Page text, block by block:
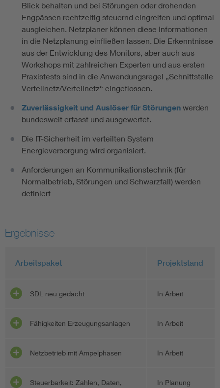
Blick behalten und bei Störungen oder drohenden
Engpässen rechtzeitig steuernd eingreifen und optimal
ausgleichen. Netzplaner können diese Informationen
in die Netzplanung einfließen lassen. Die Erkenntnisse
aus der Entwicklung des Monitors, aber auch aus
Workshops mit zahlreichen Experten und aus ersten
Praxistests sind in die Anwendungsregel „Schnittstelle
Verteilnetz/Verteilnetz“ eingeflossen.
Zuverlässigkeit und Auslöser für Störungen werden
bundesweit erfasst und ausgewertet.
Die IT-Sicherheit im verteilten System
Energieversorgung wird organisiert.
Anforderungen an Kommunikationstechnik (für
Normalbetrieb, Störungen und Schwarzfall) werden
definiert
Ergebnisse
Arbeitspaket Projektstand
SDL neu gedacht In Arbeit
Fähigkeiten Erzeugungsanlagen In Arbeit
Netzbetrieb mit Ampelphasen In Arbeit
Steuerbarkeit: Zahlen, Daten,
In Planung